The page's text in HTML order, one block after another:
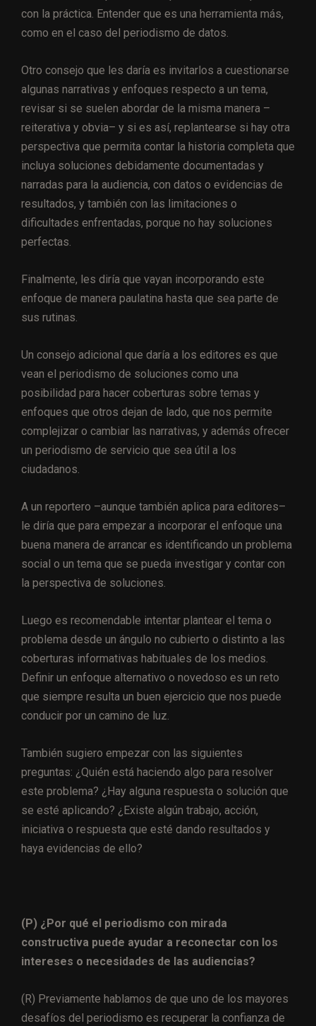
con la práctica. Entender que es una herramienta más,
como en el caso del periodismo de datos.
Otro consejo que les daría es invitarlos a cuestionarse
algunas narrativas y enfoques respecto a un tema,
revisar si se suelen abordar de la misma manera –
reiterativa y obvia– y si es así, replantearse si hay otra
perspectiva que permita contar la historia completa que
incluya soluciones debidamente documentadas y
narradas para la audiencia, con datos o evidencias de
resultados, y también con las limitaciones o
dificultades enfrentadas, porque no hay soluciones
perfectas.
Finalmente, les diría que vayan incorporando este
enfoque de manera paulatina hasta que sea parte de
sus rutinas.
Un consejo adicional que daría a los editores es que
vean el periodismo de soluciones como una
posibilidad para hacer coberturas sobre temas y
enfoques que otros dejan de lado, que nos permite
complejizar o cambiar las narrativas, y además ofrecer
un periodismo de servicio que sea útil a los
ciudadanos.
A un reportero –aunque también aplica para editores–
le diría que para empezar a incorporar el enfoque una
buena manera de arrancar es identificando un problema
social o un tema que se pueda investigar y contar con
la perspectiva de soluciones.
Luego es recomendable intentar plantear el tema o
problema desde un ángulo no cubierto o distinto a las
coberturas informativas habituales de los medios.
Definir un enfoque alternativo o novedoso es un reto
que siempre resulta un buen ejercicio que nos puede
conducir por un camino de luz.
También sugiero empezar con las siguientes
preguntas: ¿Quién está haciendo algo para resolver
este problema? ¿Hay alguna respuesta o solución que
se esté aplicando? ¿Existe algún trabajo, acción,
iniciativa o respuesta que esté dando resultados y
haya evidencias de ello?
(P) ¿Por qué el periodismo con mirada
constructiva puede ayudar a reconectar con los
intereses o necesidades de las audiencias?
(R) Previamente hablamos de que uno de los mayores
desafíos del periodismo es recuperar la confianza de